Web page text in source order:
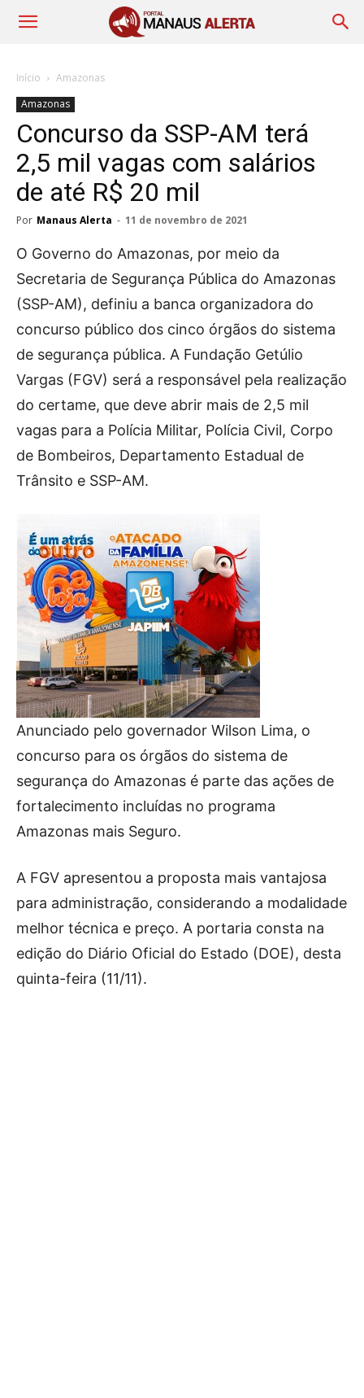
Início
Amazonas
Amazonas
Concurso da SSP-AM terá
2,5 mil vagas com salários
de até R$ 20 mil
Por Manaus Alerta - 11 de novembro de 2021
O Governo do Amazonas, por meio da
Secretaria de Segurança Pública do Amazonas
(SSP-AM), definiu a banca organizadora do
concurso público dos cinco órgãos do sistema
de segurança pública. A Fundação Getúlio
Vargas (FGV) será a responsável pela realização
do certame, que deve abrir mais de 2,5 mil
vagas para a Polícia Militar, Polícia Civil, Corpo
de Bombeiros, Departamento Estadual de
Trânsito e SSP-AM.
Anunciado pelo governador Wilson Lima, o
concurso para os órgãos do sistema de
segurança do Amazonas é parte das ações de
fortalecimento incluídas no programa
Amazonas mais Seguro.
A FGV apresentou a proposta mais vantajosa
para administração, considerando a modalidade
melhor técnica e preço. A portaria consta na
edição do Diário Oficial do Estado (DOE), desta
quinta-feira (11/11).